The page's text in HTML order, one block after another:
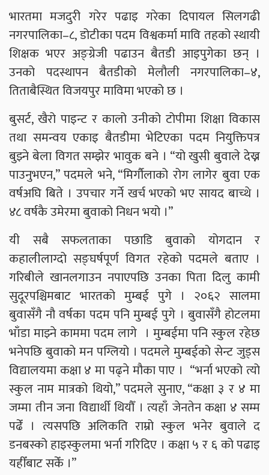
भारतमा मजदुरी गरेर पढाइ गरेका दिपायल सिलगढी
नगरपालिका–८, डोटीका पदम विश्वकर्मा मावि तहको स्थायी
शिक्षक भएर अङ्ग्रेजी पढाउन बैतडी आइपुगेका छन् ।
उनको पदस्थापन बैतडीको मेलौली नगरपालिका–४,
तिताबैस्थित विजयपुर माविमा भएको छ ।
बुसर्ट, खैरो पाइन्ट र कालो उनीको टोपीमा शिक्षा विकास
तथा समन्वय एकाइ बैतडीमा भेटिएका पदम नियुक्तिपत्र
बुझ्ने बेला विगत सम्झेर भावुक बने । “यो खुसी बुवाले देख्न
पाउनुभएन,” पदमले भने, “मिर्गौलाको रोग लागेर बुवा एक
वर्षअघि बिते । उपचार गर्ने खर्च भएको भए सायद बाच्थे ।
४८ वर्षकै उमेरमा बुवाको निधन भयो ।”
यी सबै सफलताका पछाडि बुवाको योगदान र
कहालीलाग्दो सङ्घर्षपूर्ण विगत रहेको पदमले बताए ।
गरिबीले खानलगाउन नपाएपछि उनका पिता दिलु कामी
सुदूरपश्चिमबाट भारतको मुम्बई पुगे । २०६२ सालमा
बुवासँगै नौ वर्षका पदम पनि मुम्बई पुगे । बुवासँगै होटलमा
भाँडा माझ्ने काममा पदम लागे । मुम्बईमा पनि स्कुल रहेछ
भनेपछि बुवाको मन पग्लियो । पदमले मुम्बईको सेन्ट जुड्स
विद्यालयमा कक्षा ४ मा पढ्ने मौका पाए । “भर्ना भएको त्यो
स्कुल नाम मात्रको थियो,” पदमले सुनाए, “कक्षा ३ र ४ मा
जम्मा तीन जना विद्यार्थी थियौँ । त्यहाँ जेनतेन कक्षा ४ सम्म
पढेँ । त्यसपछि अलिकति राम्रो स्कुल भनेर बुवाले द
डनबस्को हाइस्कुलमा भर्ना गरिदिए । कक्षा ५ र ६ को पढाइ
यहीँबाट सकेँ ।”